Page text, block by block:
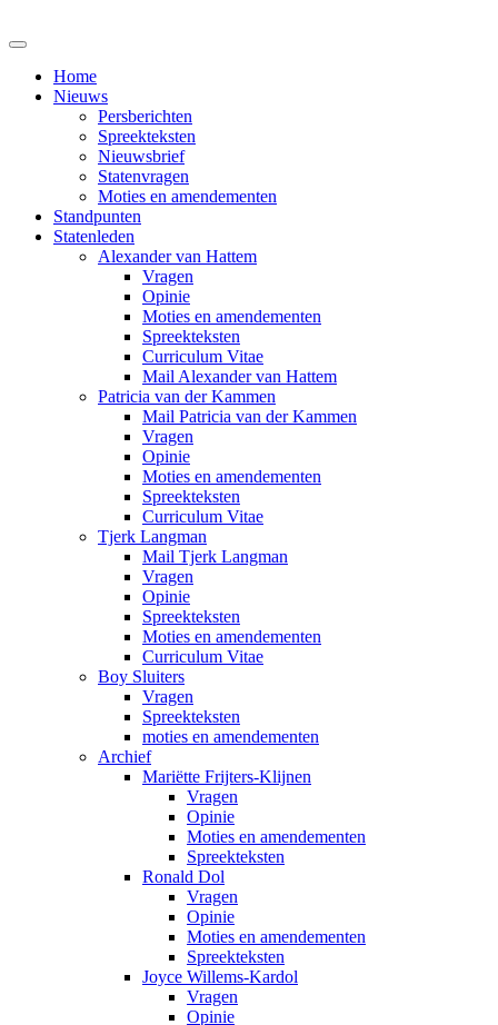
Home
Nieuws
Persberichten
Spreekteksten
Nieuwsbrief
Statenvragen
Moties en amendementen
Standpunten
Statenleden
Alexander van Hattem
Vragen
Opinie
Moties en amendementen
Spreekteksten
Curriculum Vitae
Mail Alexander van Hattem
Patricia van der Kammen
Mail Patricia van der Kammen
Vragen
Opinie
Moties en amendementen
Spreekteksten
Curriculum Vitae
Tjerk Langman
Mail Tjerk Langman
Vragen
Opinie
Spreekteksten
Moties en amendementen
Curriculum Vitae
Boy Sluiters
Vragen
Spreekteksten
moties en amendementen
Archief
Mariëtte Frijters-Klijnen
Vragen
Opinie
Moties en amendementen
Spreekteksten
Ronald Dol
Vragen
Opinie
Moties en amendementen
Spreekteksten
Joyce Willems-Kardol
Vragen
Opinie